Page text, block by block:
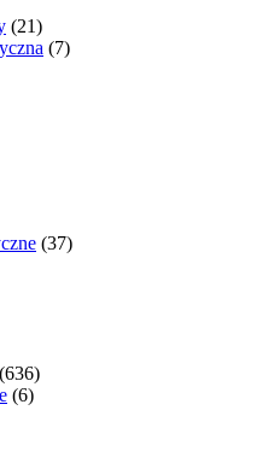
(21)
(7)
(37)
(636)
(6)